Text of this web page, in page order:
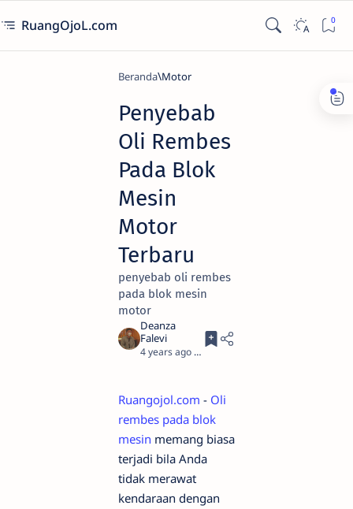
RuangOjoL.com
Beranda Motor
Penyebab
Oli Rembes
Pada Blok
Mesin
Motor
Terbaru
penyebab oli rembes
pada blok mesin
motor
4 years ago 3
Ruangojol.com - Oli
rembes pada blok
mesin memang biasa
terjadi bila Anda
tidak merawat
kendaraan dengan